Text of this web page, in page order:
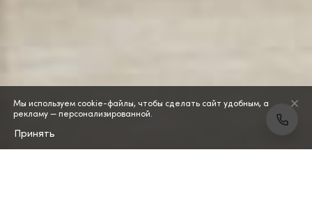
Мы используем cookie-файлы, чтобы сделать сайт удобным, а
рекламу — персонализированной.
Принять